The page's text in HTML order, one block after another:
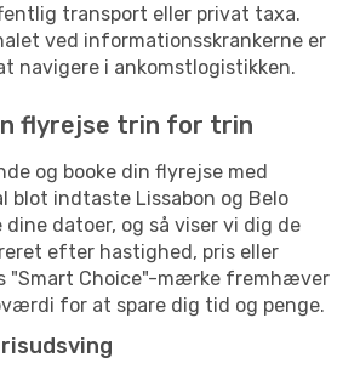
transport eller privat taxa.
ved informationsskrankerne er
navigere i ankomstlogistikken.
flyrejse trin for trin
og booke din flyrejse med
blot indtaste Lissabon og Belo
datoer, og så viser vi dig de
efter hastighed, pris eller
"Smart Choice"-mærke fremhæver
for at spare dig tid og penge.